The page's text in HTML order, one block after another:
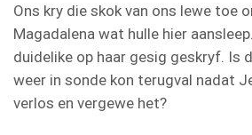
Ons kry die skok van ons lewe toe
Magadalena wat hulle hier
duidelike op haar gesig geskryf. Is
weer in sonde kon terugval nadat
verlos en vergewe het?